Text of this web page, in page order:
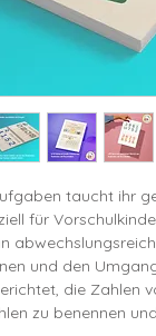
taucht ihr
für
und den
die Zahlen
zu benennen